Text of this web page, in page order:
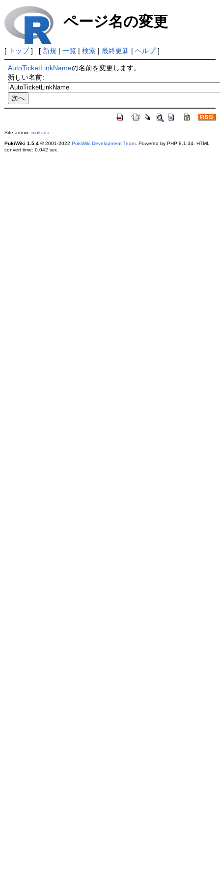
ページ名の変更
[ トップ] [ 新規 | 一覧| 検索| 最終更新| ヘルプ]
AutoTicketLinkNameの名前を変更します。
新しい名前:
Site admin: mokada
PukiWiki 1.5.4© 2001-2022 PukiWiki Development Team. Powered by PHP 8.1.34. HTML
convert time: 0.042 sec.